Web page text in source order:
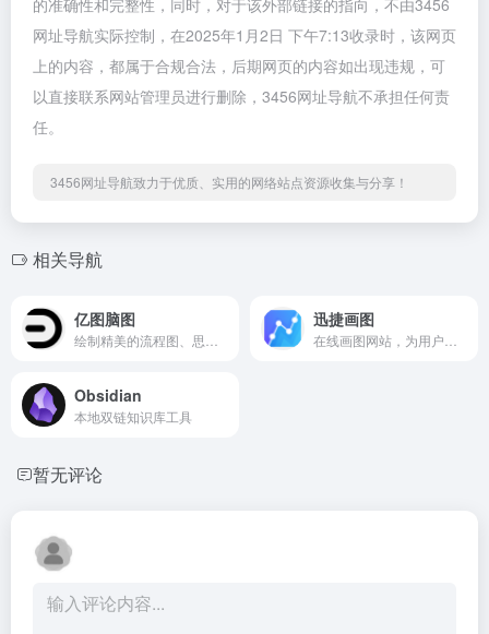
的准确性和完整性，同时，对于该外部链接的指向，不由3456
网址导航实际控制，在2025年1月2日 下午7:13收录时，该网页
上的内容，都属于合规合法，后期网页的内容如出现违规，可
以直接联系网站管理员进行删除，3456网址导航不承担任何责
任。
3456网址导航致力于优质、实用的网络站点资源收集与分享！
相关导航
亿图脑图 迅捷画图
Obsidian
本地双链知识库工具
暂无评论